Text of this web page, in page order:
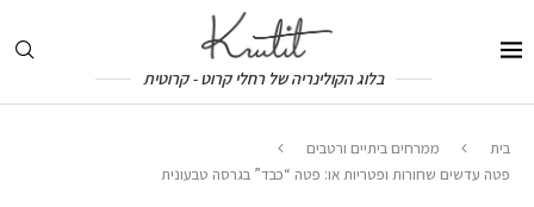
בלוג הקולינריה של רחלי קרוט - קרוטית
בית
ממרחים ביתיים ורטבים
פטה עדשים שחורות ופטריות או: פטה “כבד” בגרסה טבעונית